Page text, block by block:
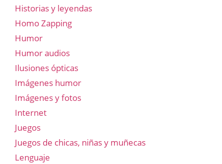
Historias y leyendas
Homo Zapping
Humor
Humor audios
Ilusiones ópticas
Imágenes humor
Imágenes y fotos
Internet
Juegos
Juegos de chicas, niñas y muñecas
Lenguaje